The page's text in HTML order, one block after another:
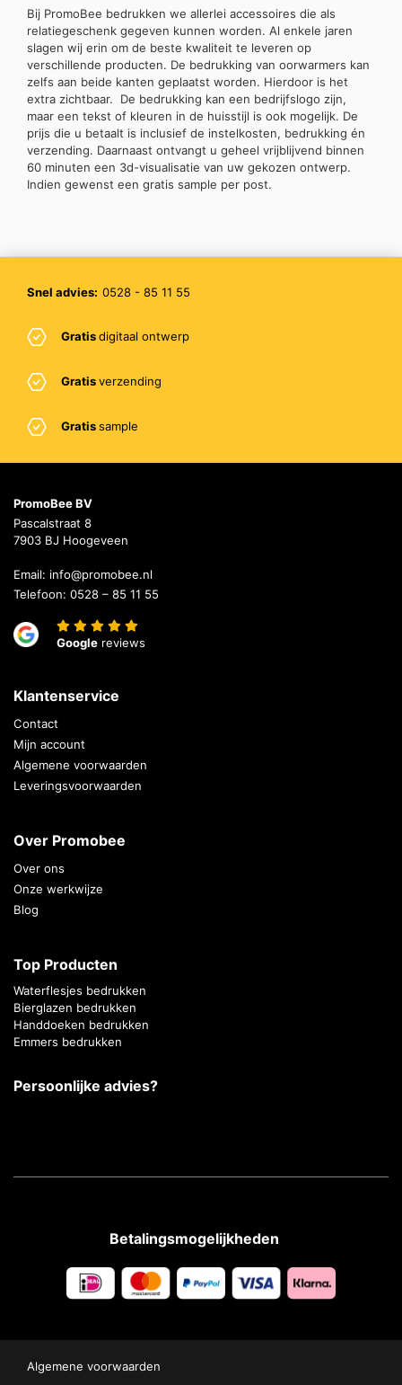
Bij PromoBee bedrukken we allerlei accessoires die als
relatiegeschenk gegeven kunnen worden. Al enkele jaren
slagen wij erin om de beste kwaliteit te leveren op
verschillende producten. De bedrukking van oorwarmers kan
zelfs aan beide kanten geplaatst worden. Hierdoor is het
extra zichtbaar. De bedrukking kan een bedrijfslogo zijn,
maar een tekst of kleuren in de huisstijl is ook mogelijk. De
prijs die u betaalt is inclusief de instelkosten, bedrukking én
verzending. Daarnaast ontvangt u geheel vrijblijvend binnen
60 minuten een 3d-visualisatie van uw gekozen ontwerp.
Indien gewenst een gratis sample per post.
Snel advies: 0528 - 85 11 55
Gratisdigitaal ontwerp
Gratisverzending
Gratissample
PromoBee BV
Pascalstraat 8
7903 BJ Hoogeveen
Email: info@promobee.nl
Telefoon: 0528 – 85 11 55
Google reviews
Klantenservice
Contact
Mijn account
Algemene voorwaarden
Leveringsvoorwaarden
Over Promobee
Over ons
Onze werkwijze
Blog
Top Producten
Waterflesjes bedrukken
Bierglazen bedrukken
Handdoeken bedrukken
Emmers bedrukken
Persoonlijke advies?
Betalingsmogelijkheden
Algemene voorwaarden